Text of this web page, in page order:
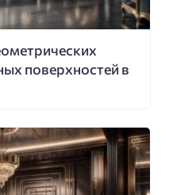
поверхностей в